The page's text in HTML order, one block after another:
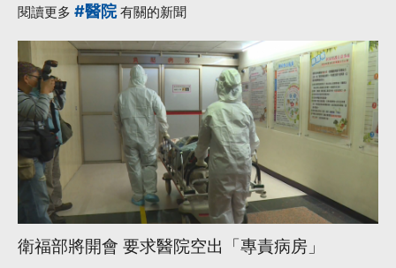
閱讀更多 #醫院有關的新聞
衛福部將開會 要求醫院空出「專責病房」